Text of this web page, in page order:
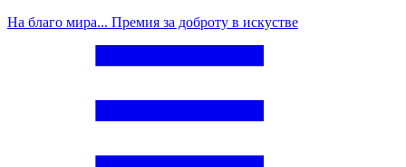
На благо мира... Премия за доброту в искустве